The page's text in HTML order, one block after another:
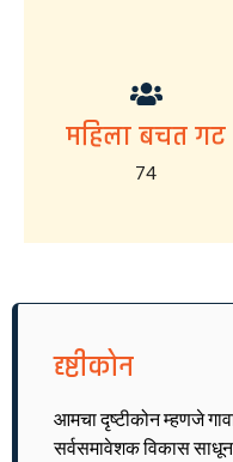
महिला बचत गट
74
दृष्टीकोन
आमचा दृष्टीकोन म्हणजे
सर्वसमावेशक विकास साधून